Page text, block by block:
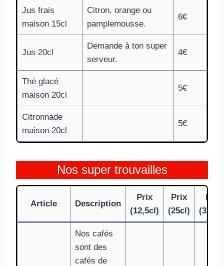
Jus frais
maison 15cl
Citron, orange ou
pamplemousse.
6€
Jus 20cl
Demande à ton super
serveur.
4€
Thé glacé
maison 20cl
5€
Citronnade
maison 20cl
5€
Nos super trouvailles
Article Description
Prix
(12,5cl)
Prix
(25cl)
Prix
Nos cafés
sont des
cafés de